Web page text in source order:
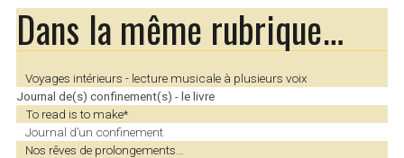
Dans la même rubrique…
Voyages intérieurs - lecture musicale à plusieurs voix
Journal de(s) confinement(s) - le livre
To read is to make*
Journal d’un confinement
Nos rêves de prolongements…